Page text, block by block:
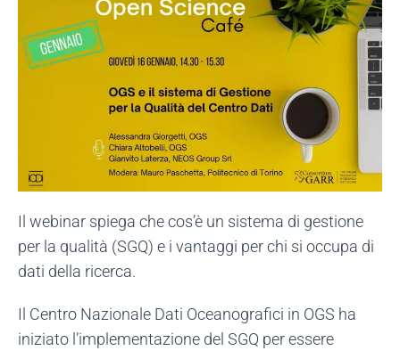
Il webinar spiega che cos’è un sistema di gestione
per la qualità (SGQ) e i vantaggi per chi si occupa di
dati della ricerca.
Il Centro Nazionale Dati Oceanografici in OGS ha
iniziato l’implementazione del SGQ per essere